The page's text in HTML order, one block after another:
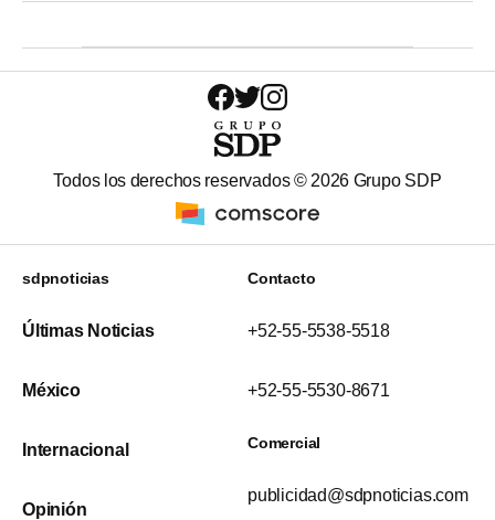
Todos los derechos reservados © 2026 Grupo SDP
sdpnoticias
Últimas Noticias
México
Internacional
Opinión
Contacto
+52-55-5538-5518
+52-55-5530-8671
Comercial
publicidad@sdpnoticias.com